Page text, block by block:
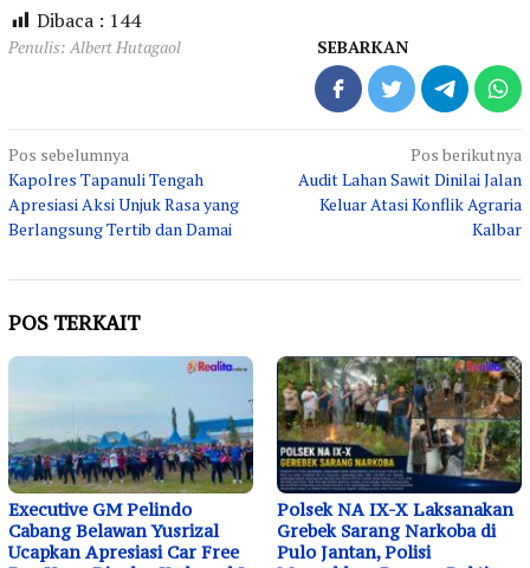
Dibaca : 144
Penulis: Albert Hutagaol SEBARKAN
Navigasi
pos
Pos sebelumnya
Kapolres Tapanuli Tengah
Apresiasi Aksi Unjuk Rasa yang
Berlangsung Tertib dan Damai
Pos berikutnya
Audit Lahan Sawit Dinilai Jalan
Keluar Atasi Konflik Agraria
Kalbar
POS TERKAIT
Executive GM Pelindo
Cabang Belawan Yusrizal
Ucapkan Apresiasi Car Free
Polsek NA IX-X Laksanakan
Grebek Sarang Narkoba di
Pulo Jantan, Polisi